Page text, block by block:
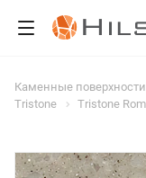
Каменные поверхности
Tristone
Tristone